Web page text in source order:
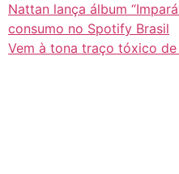
Nattan lança álbum
consumo no Spotify Brasil
Vem à tona traço tóxico de